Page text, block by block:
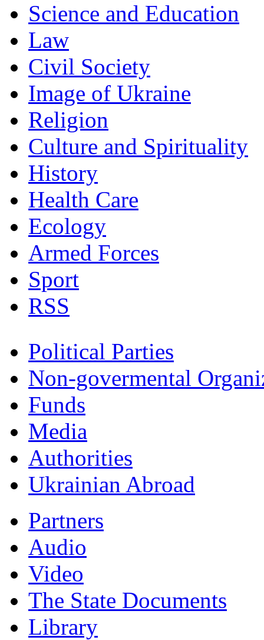
Science and Education
Law
Civil Society
Image of Ukraine
Religion
Culture and Spirituality
History
Health Care
Ecology
Armed Forces
Sport
RSS
Political Parties
Non-govermental
Funds
Мedia
Authorities
Ukrainian Abroad
Partners
Audio
Video
The State Documents
Library